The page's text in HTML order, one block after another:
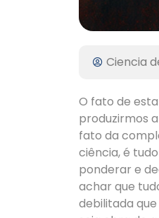
Ciencia
O fato de
produzirmos
fato da
ciência, é
ponderar e
achar que
debilitada